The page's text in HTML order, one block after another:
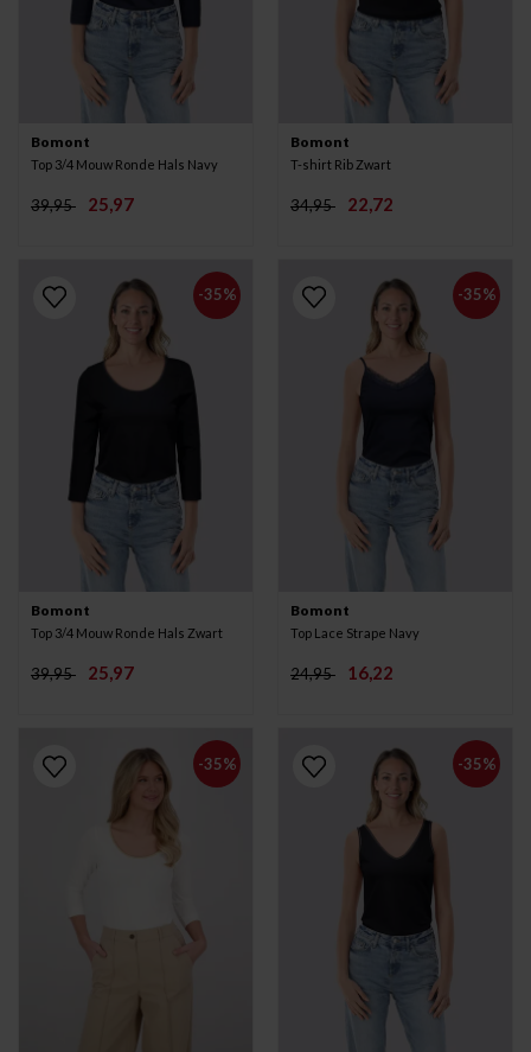
Bomont
Top 3/4 Mouw Ronde Hals Navy
39,95 25,97
Bomont
T-shirt Rib Zwart
34,95 22,72
-35%
Bomont
Top 3/4 Mouw Ronde Hals Zwart
39,95 25,97
-35%
Bomont
Top Lace Strape Navy
24,95 16,22
-35% -35%